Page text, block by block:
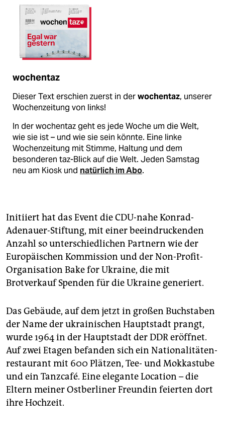
wochentaz
Dieser Text erschien zuerst in derwochentaz, unserer
Wochenzeitung von links!
In der wochentaz geht es jede Woche um die Welt,
wie sie ist – und wie sie sein könnte. Eine linke
Wochenzeitung mit Stimme, Haltung und dem
besonderen taz-Blick auf die Welt. Jeden Samstag
neu am Kiosk und natürlich im Abo.
Initiiert hat das Event die CDU-nahe Konrad-
Adenauer-Stiftung, mit einer beeindruckenden
Anzahl so unterschiedlichen Partnern wie der
Europäischen Kommission und der Non-Profit-
Organisation Bake for Ukraine, die mit
Brotverkauf Spenden für die Ukraine generiert.
Das Gebäude, auf dem jetzt in großen Buchstaben
der Name der ukrainischen Hauptstadt prangt,
wurde 1964 in der Hauptstadt der DDR eröffnet.
Auf zwei Etagen befanden sich ein Natio­na­li­tä­ten­
restaurant mit 600 Plätzen, Tee- und Mokkastube
und ein Tanzcafé. Eine elegante Location – die
Eltern meiner Ostberliner Freundin feierten dort
ihre Hochzeit.